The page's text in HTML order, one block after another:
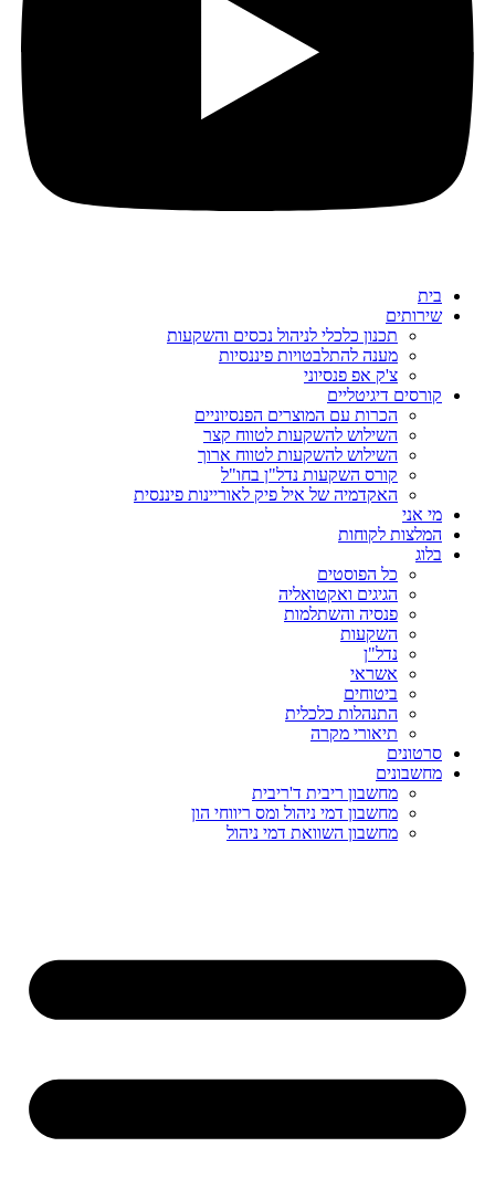
בית
שירותים
תכנון כלכלי לניהול נכסים והשקעות
מענה להתלבטויות פיננסיות
צ'ק אפ פנסיוני
קורסים דיגיטליים
הכרות עם המוצרים הפנסיוניים
השילוש להשקעות לטווח קצר
השילוש להשקעות לטווח ארוך
קורס השקעות נדל"ן בחו"ל
האקדמיה של איל פיק לאוריינות פיננסית
מי אני
המלצות לקוחות
בלוג
כל הפוסטים
הגיגים ואקטואליה
פנסיה והשתלמות
השקעות
נדל"ן
אשראי
ביטוחים
התנהלות כלכלית
תיאורי מקרה
סרטונים
מחשבונים
מחשבון ריבית ד'ריבית
מחשבון דמי ניהול ומס ריווחי הון
מחשבון השוואת דמי ניהול